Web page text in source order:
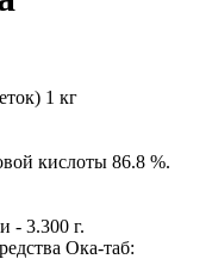
1 кг
кислоты 86.8 %.
- 3.300 г.
Ока-таб: